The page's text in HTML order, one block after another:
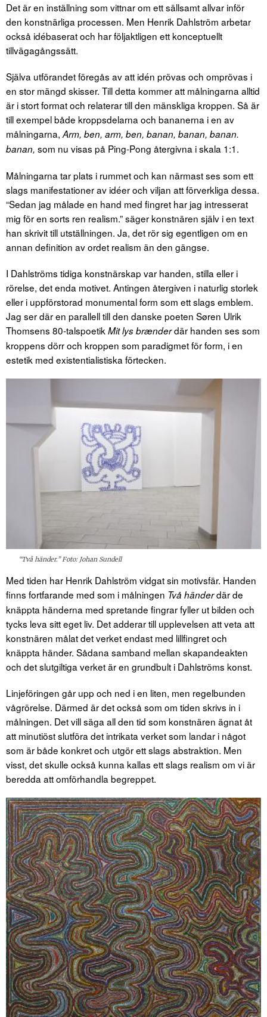
Det är en inställning som vittnar om ett sällsamt allvar inför
den konstnärliga processen. Men Henrik Dahlström arbetar
också idébaserat och har följaktligen ett konceptuellt
tillvägagångssätt.
Själva utförandet föregås av att idén prövas och omprövas i
en stor mängd skisser. Till detta kommer att målningarna alltid
är i stort format och relaterar till den mänskliga kroppen. Så är
till exempel både kroppsdelarna och bananerna i en av
målningarna, Arm, ben, arm, ben, banan, banan, banan.
banan, som nu visas på Ping-Pong återgivna i skala 1:1.
Målningarna tar plats i rummet och kan närmast ses som ett
slags manifestationer av idéer och viljan att förverkliga dessa.
“Sedan jag målade en hand med fingret har jag intresserat
mig för en sorts ren realism.” säger konstnären själv i en text
han skrivit till utställningen. Ja, det rör sig egentligen om en
annan definition av ordet realism än den gängse.
I Dahlströms tidiga konstnärskap var handen, stilla eller i
rörelse, det enda motivet. Antingen återgiven i naturlig storlek
eller i uppförstorad monumental form som ett slags emblem.
Jag ser där en parallell till den danske poeten Søren Ulrik
Thomsens 80-talspoetik Mit lys brænderdär handen ses som
kroppens dörr och kroppen som paradigmet för form, i en
estetik med existentialistiska förtecken.
“Två händer.” Foto: Johan Sundell
Med tiden har Henrik Dahlström vidgat sin motivsfär. Handen
finns fortfarande med som i målningen Två händerdär de
knäppta händerna med spretande fingrar fyller ut bilden och
tycks leva sitt eget liv. Det adderar till upplevelsen att veta att
konstnären målat det verket endast med lillfingret och
knäppta händer. Sådana samband mellan skapandeakten
och det slutgiltiga verket är en grundbult i Dahlströms konst.
Linjeföringen går upp och ned i en liten, men regelbunden
vågrörelse. Därmed är det också som om tiden skrivs in i
målningen. Det vill säga all den tid som konstnären ägnat åt
att minutiöst slutföra det intrikata verket som landar i något
som är både konkret och utgör ett slags abstraktion. Men
visst, det skulle också kunna kallas ett slags realism om vi är
beredda att omförhandla begreppet.